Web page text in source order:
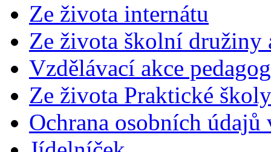
Ze života internátu
Ze života školní družiny
Vzdělávací akce
Ze života Praktické školy
Ochrana osobních údajů